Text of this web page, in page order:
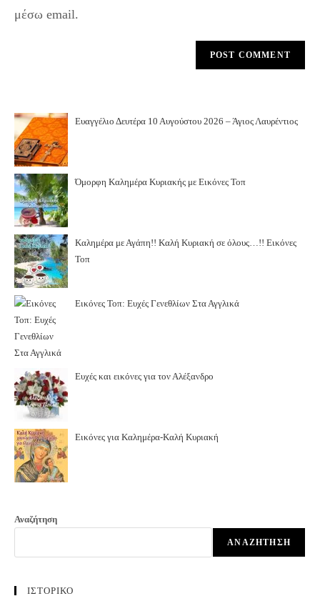
μέσω email.
Ευαγγέλιο Δευτέρα 10 Αυγούστου 2026 – Άγιος Λαυρέντιος
Όμορφη Καλημέρα Κυριακής με Εικόνες Τοπ
Καλημέρα με Αγάπη!! Καλή Κυριακή σε όλους…!! Εικόνες
Τοπ
Εικόνες Τοπ: Ευχές Γενεθλίων Στα Αγγλικά
Ευχές και εικόνες για τον Αλέξανδρο
Εικόνες για Καλημέρα-Καλή Κυριακή
Αναζήτηση
ΑΝΑΖΉΤΗΣΗ
ΙΣΤΟΡΙΚΟ